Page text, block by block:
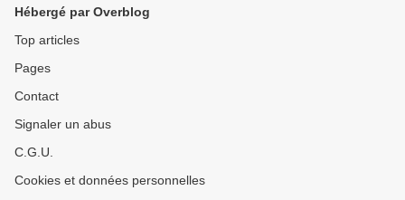
Hébergé par Overblog
Top articles
Pages
Contact
Signaler un abus
C.G.U.
Cookies et données personnelles